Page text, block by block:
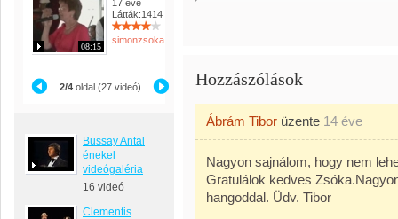
08:15
17 éve
Látták:1414
simonzsoka
2/4 oldal (27 videó)
Bussay Antal
énekel
videógaléria
16 videó
Clementis
Hozzászólások
Ábrám Tibor üzente 14 éve
Nagyon sajnálom, hogy nem
Gratulálok kedves
hangoddal. Üdv. Tibor